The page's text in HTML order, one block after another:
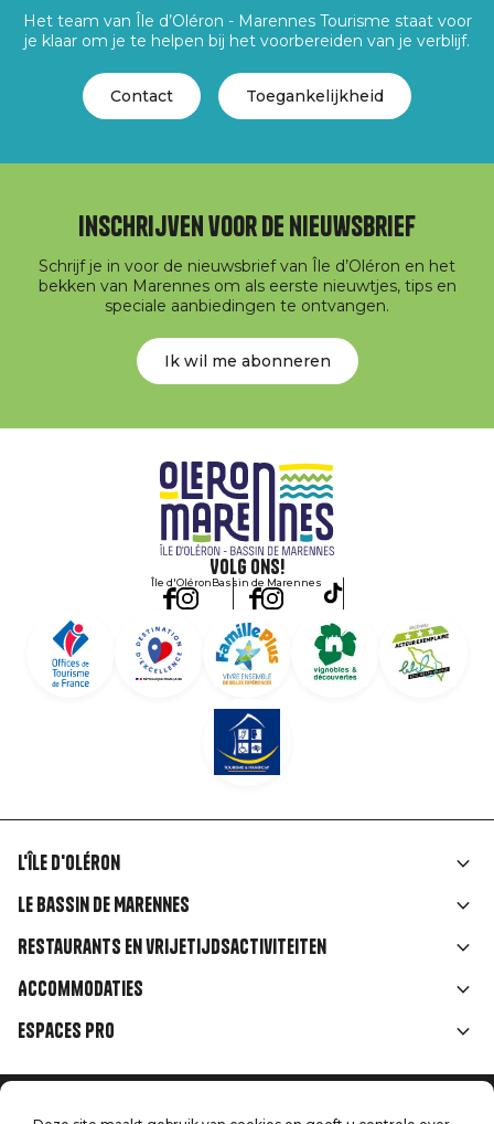
Het team van Île d’Oléron - Marennes Tourisme staat voor
je klaar om je te helpen bij het voorbereiden van je verblijf.
Contact Toegankelijkheid
Inschrijven voor de nieuwsbrief
Schrijf je in voor de nieuwsbrief van Île d’Oléron en het
bekken van Marennes om als eerste nieuwtjes, tips en
speciale aanbiedingen te ontvangen.
Ik wil me abonneren
Volg ons!
Île d'OléronBassin de Marennes
Liens
rubriques
L'île d'Oléron
Le Bassin de Marennes
Restaurants en vrijetijdsactiviteiten
Accommodaties
Espaces Pro